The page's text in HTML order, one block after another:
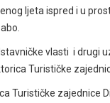
ljeta ispred i u
vlasti i drugi
Turističke
Turističke zajednice